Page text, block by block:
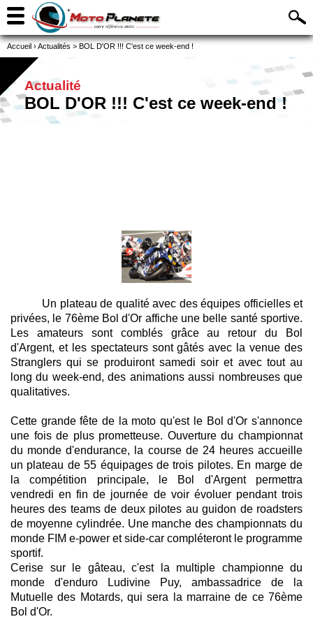
Accueil ›Actualités > BOL D'OR !!! C'est ce week-end !
Actualité
BOL D'OR !!! C'est ce week-end !
Un plateau de qualité avec des équipes officielles et
privées, le 76ème Bol d'Or affiche une belle santé sportive.
Les amateurs sont comblés grâce au retour du Bol
d'Argent, et les spectateurs sont gâtés avec la venue des
Stranglers qui se produiront samedi soir et avec tout au
long du week-end, des animations aussi nombreuses que
qualitatives.
Cette grande fête de la moto qu'est le Bol d'Or s'annonce
une fois de plus prometteuse. Ouverture du championnat
du monde d'endurance, la course de 24 heures accueille
un plateau de 55 équipages de trois pilotes. En marge de
la compétition principale, le Bol d'Argent permettra
vendredi en fin de journée de voir évoluer pendant trois
heures des teams de deux pilotes au guidon de roadsters
de moyenne cylindrée. Une manche des championnats du
monde FIM e-power et side-car compléteront le programme
sportif.
Cerise sur le gâteau, c'est la multiple championne du
monde d'enduro Ludivine Puy, ambassadrice de la
Mutuelle des Motards, qui sera la marraine de ce 76ème
Bol d'Or.